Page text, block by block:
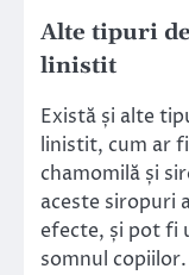
Alte tipuri
linistit
Există și alte
linistit, cum ar
chamomilă și
aceste siropuri
efecte, și pot fi
somnul copiilor.